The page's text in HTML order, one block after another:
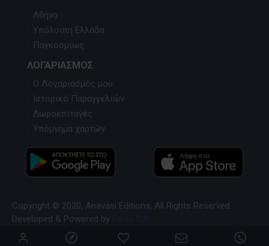
Αθήνα
Υπόλοιπη Ελλάδα
Παγκοσμίως
ΛΟΓΑΡΙΑΣΜΌΣ
Ο Λογαριασμός μου
Ιστορικό Παραγγελιών
Δωροεπιταγές
Υπόμνημα χαρτών
Copyright © 2020, Anavasi Editions, All Rights Reserved.
Developed & Powered by